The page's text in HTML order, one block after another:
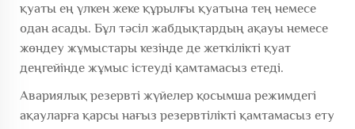
қуаты ең үлкен жеке құрылғы қуатына тең немесе
одан асады. Бұл тәсіл жабдықтардың ақауы немесе
жөндеу жұмыстары кезінде де жеткілікті қуат
деңгейінде жұмыс істеуді қамтамасыз етеді.
Авариялық резервті жүйелер қосымша режимдегі
ақауларға қарсы нағыз резервтілікті қамтамасыз ету